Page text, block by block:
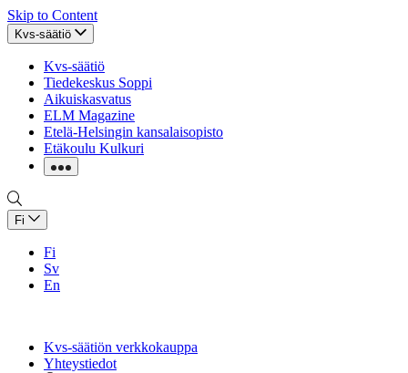
Skip to Content
Kvs-säätiö
Kvs-säätiö
Tiedekeskus Soppi
Aikuiskasvatus
ELM Magazine
Etelä-Helsingin kansalaisopisto
Etäkoulu Kulkuri
Fi
Fi
Sv
En
Kvs-säätiön verkkokauppa
Yhteystiedot